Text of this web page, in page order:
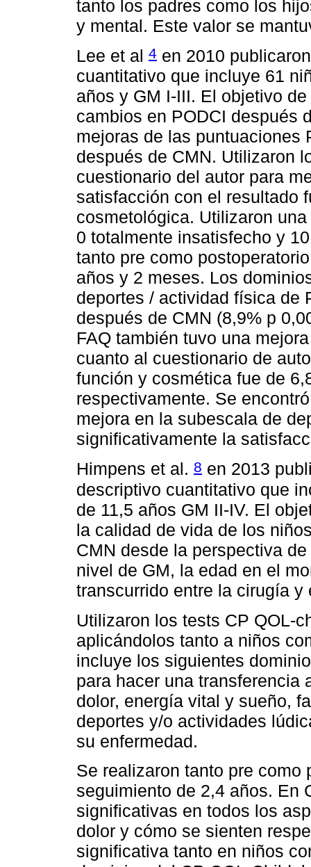
tanto los padres como los
y mental. Este valor se
Lee et al 4 en 2010
cuantitativo que incluye 61
años y GM I-III. El objetivo
cambios en PODCI después
mejoras de las puntuaciones
después de CMN. Utilizaron
cuestionario del autor para
satisfacción con el resultado
cosmetológica. Utilizaron
0 totalmente insatisfecho y
tanto pre como
años y 2 meses. Los
deportes / actividad física de
después de CMN (8,9% p
FAQ también tuvo una
cuanto al cuestionario de
función y cosmética fue de
respectivamente. Se
mejora en la subescala de
significativamente la
Himpens et al. 8 en 2013
descriptivo cuantitativo que
de 11,5 años GM II-IV. El
la calidad de vida de los
CMN desde la perspectiva
nivel de GM, la edad en el
transcurrido entre la cirugía y
Utilizaron los tests CP QOL-
aplicándolos tanto a niños
incluye los siguientes
para hacer una transferencia
dolor, energía vital y sueño,
deportes y/o actividades
su enfermedad.
Se realizaron tanto pre como
seguimiento de 2,4 años. En
significativas en todos los
dolor y cómo se sienten
significativa tanto en niños